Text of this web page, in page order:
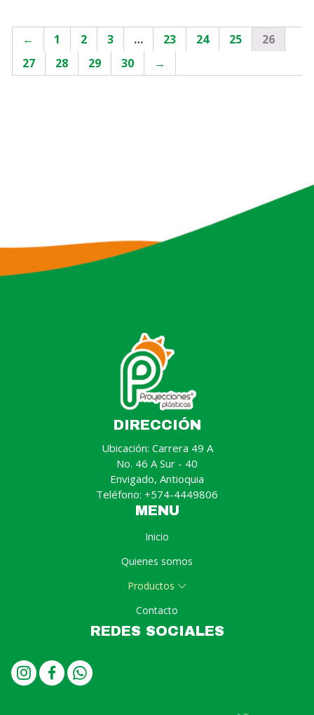
← 1 2 3 … 23 24 25
26
27
28 29 30 →
DIRECCIÓN
Ubicación: Carrera 49 A
No. 46 A Sur - 40
Envigado, Antioquia
Teléfono: +574-4449806
MENU
Inicio
Quienes somos
Productos
Contacto
REDES SOCIALES